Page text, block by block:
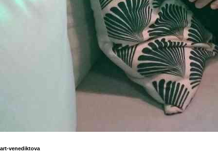
art-venediktova